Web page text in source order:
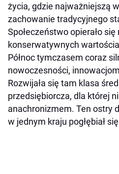
życia, gdzie najważniejszą
zachowanie tradycyjnego
Społeczeństwo opierało
konserwatywnych
Północ tymczasem coraz
nowoczesności,
Rozwijała się tam klasa
przedsiębiorcza, dla której
anachronizmem. Ten ostry
w jednym kraju pogłębiał